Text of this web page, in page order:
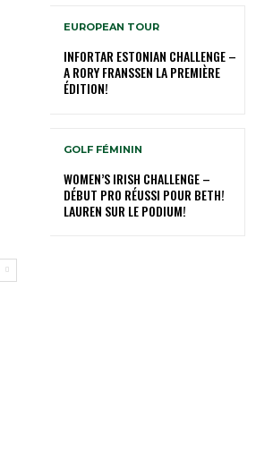
EUROPEAN TOUR
INFORTAR ESTONIAN CHALLENGE –
A RORY FRANSSEN LA PREMIÈRE
ÉDITION!
GOLF FÉMININ
WOMEN’S IRISH CHALLENGE –
DÉBUT PRO RÉUSSI POUR BETH!
LAUREN SUR LE PODIUM!